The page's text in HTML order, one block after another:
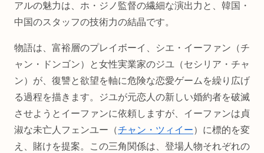
アルの魅力は、ホ・ジノ監督の繊細な演出力と、韓国・
中国のスタッフの技術力の結晶です。
物語は、富裕層のプレイボーイ、シエ・イーファン（チ
ャン・ドンゴン）と女性実業家のジユ（セシリア・チャ
ン）が、復讐と欲望を軸に危険な恋愛ゲームを繰り広げ
る過程を描きます。ジユが元恋人の新しい婚約者を破滅
させようとイーファンに依頼しますが、イーファンは貞
淑な未亡人フェンユー（チャン・ツィイー）に標的を変
え、賭けを提案。この三角関係は、登場人物それぞれの